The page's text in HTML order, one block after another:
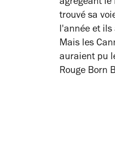
agrégeant le
trouvé sa
l'année et ils
Mais les
auraient pu
Rouge Born